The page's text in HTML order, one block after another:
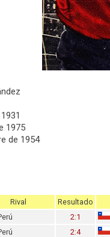
1975
de 1954
Rival Resultado
2:1
2:4